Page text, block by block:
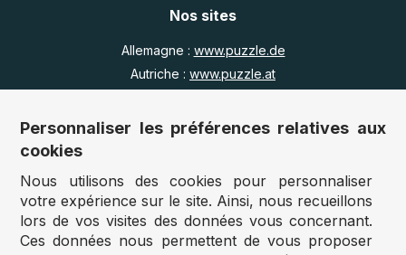
Nos sites
Allemagne : www.puzzle.de
Autriche : www.puzzle.at
Royaume Uni :
www.jigsawpuzzle.co.uk
Accès revendeurs / détaillants
Vous avez un magasin ?
Vous souhaitez accéder à nos prix revendeurs ?
Personnaliser les préférences relatives aux
cookies
Nous utilisons des cookies pour personnaliser
votre expérience sur le site. Ainsi, nous recueillons
lors de vos visites des données vous concernant.
Ces données nous permettent de vous proposer